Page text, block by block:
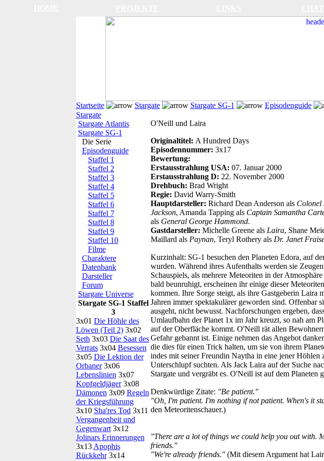
Startseite Stargate Stargate SG-1 Episodenguide
Stargate
Stargate Atlantis
Stargate SG-1
Die Serie
Episodenguide
Staffel 1
Staffel 2
Staffel 3
Staffel 4
Staffel 5
Staffel 6
Staffel 7
Staffel 8
Staffel 9
Staffel 10
Filme
Charaktere
Datenbank
Darsteller
Forum
Stargate Universe
Stargate SG-1 Staffel
3
3x01 Die Höhle des
Löwen (Teil 2)3x02
Seth 3x03 Die Saat des
Verrats3x04 Besessen
3x05 Die Lektion der
Orbaner3x06
Lebenslinien 3x07
Kopfgeldjäger3x08
Dämonen 3x09 Regeln
der Kriegsführung
3x10 Sha'res Tod 3x11
Vergangenheit und
Gegenwart3x12
Jolinars Erinnerungen
3x13 Apophis
Rückkehr3x14
O'Neill und Laira
Originaltitel: A Hundred Days
Episodennummer: 3x17
Bewertung:
Erstausstrahlung USA: 07. Januar 2000
Erstausstrahlung D: 22. November 2000
Drehbuch: Brad Wright
Regie: David Warry-Smith
Hauptdarsteller: Richard Dean Anderson als Colonel
Jackson, Amanda Tapping als Captain Samantha
als General George Hammond.
Gastdarsteller: Michelle Greene als Laira, Shane
Maillard als Paynan, Teryl Rothery als Dr. Janet
Kurzinhalt: SG-1 besuchen den Planeten Edora, auf
wurden. Während ihres Aufenthalts werden sie
Schauspiels, als mehrere Meteoriten in der
bald beunruhigt, erscheinen ihr einige dieser
kommen. Ihre Sorge steigt, als ihre Gastgeberin Laira
Jahren immer spektakulärer geworden sind. Offenbar
ausgeht, nicht bewusst. Nachforschungen ergeben,
Umlaufbahn der Planet 1x im Jahr kreuzt, so nah am
auf der Oberfläche kommt. O'Neill rät allen
Gefahr gebannt ist. Einige nehmen das Angebot
die dies für einen Trick halten, um sie von ihrem
indes mit seiner Freundin Naytha in eine jener
Unterschlupf suchten. Als Jack Laira auf der Suche
Stargate und vergräbt es. O'Neill ist auf dem Planeten
Denkwürdige Zitate: "Be patient."
"Oh, I'm patient. I'm nothing if not patient. When's it
den Meteoritenschauer.)
"There are a lot of things we could help you out with.
friends."
"We're already friends."(Mit diesem Argument hat